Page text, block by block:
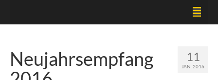
Inselfest 11
JAN. 2016
Neujahrsempfang